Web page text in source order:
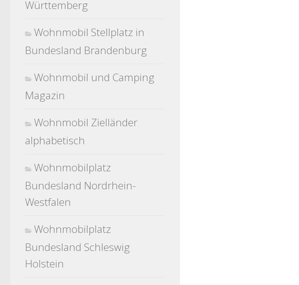
Württemberg
Wohnmobil Stellplatz in
Bundesland Brandenburg
Wohnmobil und Camping
Magazin
Wohnmobil Zielländer
alphabetisch
Wohnmobilplatz
Bundesland Nordrhein-
Westfalen
Wohnmobilplatz
Bundesland Schleswig
Holstein